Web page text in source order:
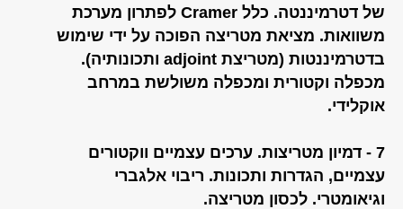
של דטרמיננטה. כלל Cramer לפתרון מערכת
משוואות. מציאת מטריצה הפוכה על ידי שימוש
בדטרמיננטות (מטריצת adjoint ותכונותיה).
מכפלה וקטורית ומכפלה משולשת במרחב
אוקלידי.
7 - דמיון מטריצות. ערכים עצמיים ווקטורים
עצמיים, הגדרות ותכונות. ריבוי אלגברי
וגיאומטרי. לכסון מטריצה.